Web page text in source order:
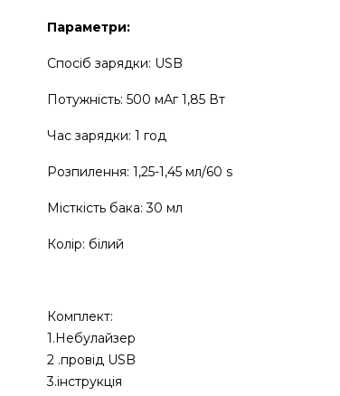
Параметри:
Спосіб зарядки: USB
Потужність: 500 мАг 1,85 Вт
Час зарядки: 1 год
Розпилення: 1,25-1,45 мл/60 s
Місткість бака: 30 мл
Колір: білий
Комплект:
1.Небулайзер
2 .провід USB
3.інструкція